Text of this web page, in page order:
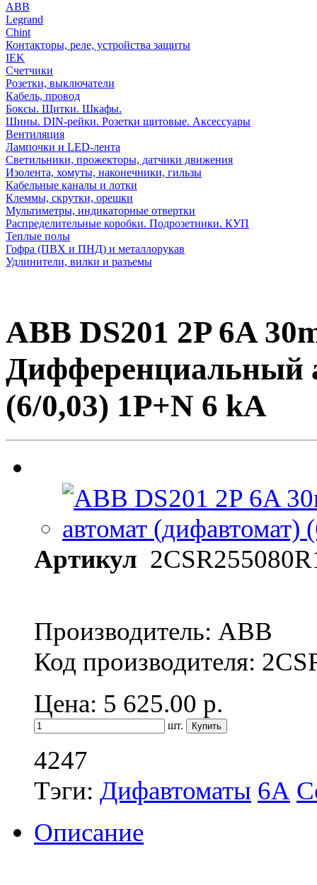
АВВ
Legrand
Chint
Контакторы, реле, устройства защиты
IEK
Счетчики
Розетки, выключатели
Кабель, провод
Боксы. Щитки. Шкафы.
Шины. DIN-рейки. Розетки щитовые. Аксессуары
Вентиляция
Лампочки и LED-лента
Светильники, прожекторы, датчики движения
Изолента, хомуты, наконечники, гильзы
Кабельные каналы и лотки
Клеммы, скрутки, орешки
Мультиметры, индикаторные отвертки
Распределительные коробки. Подрозетники. КУП
Теплые полы
Гофра (ПВХ и ПНД) и металлорукав
Удлинители, вилки и разъемы
ABB DS201 2P 6A
Дифференциальный
(6/0,03) 1P+N 6 kА
Артикул
Производитель: ABB
Код производителя:
Цена: 5 625.00 р.
шт.
4247
Тэги: Дифавтоматы 6А
Описание